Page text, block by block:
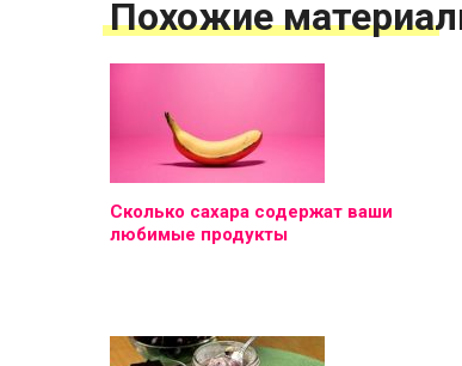
Похожие
Сколько сахара содержат ваши
любимые продукты